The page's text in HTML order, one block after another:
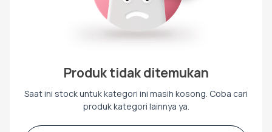
Gamis Dewasa
Baju Koko Dewasa
Gamis Anak-anak
Produk tidak ditemukan
Saat ini stock untuk kategori ini masih kosong. Coba cari
produk kategori lainnya ya.